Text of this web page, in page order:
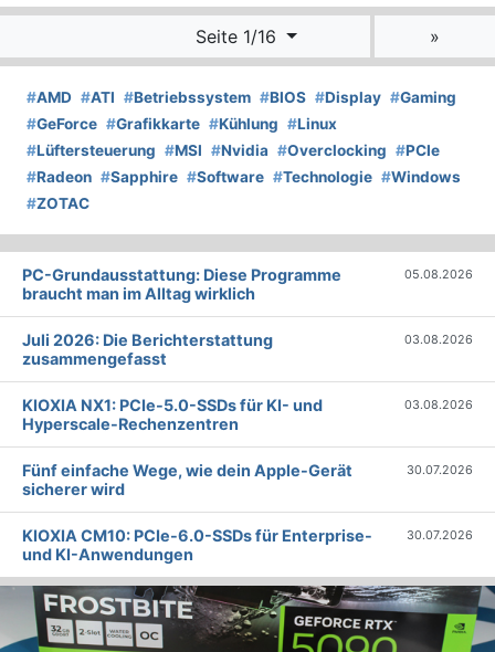
Seite 1/16 »
#AMD #ATI #Betriebssystem #BIOS #Display #Gaming
#GeForce #Grafikkarte #Kühlung #Linux
#Lüftersteuerung #MSI #Nvidia #Overclocking #PCIe
#Radeon #Sapphire #Software #Technologie #Windows
#ZOTAC
PC-Grundausstattung: Diese Programme
braucht man im Alltag wirklich
05.08.2026
Juli 2026: Die Bericht­erstattung
zusammengefasst
03.08.2026
KIOXIA NX1: PCIe-5.0-SSDs für KI- und
Hyperscale-Rechenzentren
03.08.2026
Fünf einfache Wege, wie dein Apple-Gerät
sicherer wird
30.07.2026
KIOXIA CM10: PCIe-6.0-SSDs für Enterprise-
und KI-Anwendungen
30.07.2026